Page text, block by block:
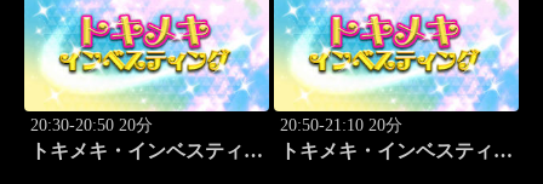
20:30-20:50 20分
トキメキ・インベスティン
20:50-21:10 20分
トキメキ・インベスティン